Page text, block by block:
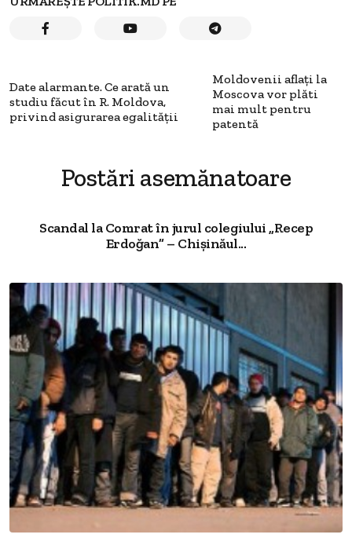
Date alarmante. Ce arată un
studiu făcut în R. Moldova,
privind asigurarea egalității
Moldovenii aflați la
Moscova vor plăti
mai mult pentru
patentă
Postări asemănatoare
Scandal la Comrat în jurul colegiului „Recep
Erdoğan” – Chișinăul...